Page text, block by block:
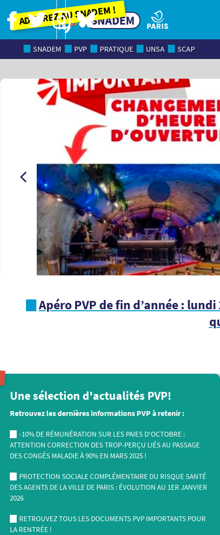
Adhérez au SNADEM !
SNADEM
SNADEM PVP PRATIQUE UNSA SCAP
Apéro PVP de fin d’année :
Une sélection d'actualités PVP!
Retrouvez les dernières informations PVP à retenir :
-10% DE RÉMUNÉRATION SUR LES PAIES D'OCTOBRE :
ATTENTION CORRECTION DES TROP-PERÇU LIÉS AU PASSAGE
DES CONGÉS MALADIE À 90% EN MARS 2025 !
PROTECTION SOCIALE COMPLÉMENTAIRE DU RISQUE SANTÉ
DES AGENTS DE LA VILLE DE PARIS : ÉVOLUTION AU 1ER JANVIER
2026
RETROUVEZ TOUS LES DOCUMENTS PVP IMPORTANTS POUR
LA RENTRÉE !